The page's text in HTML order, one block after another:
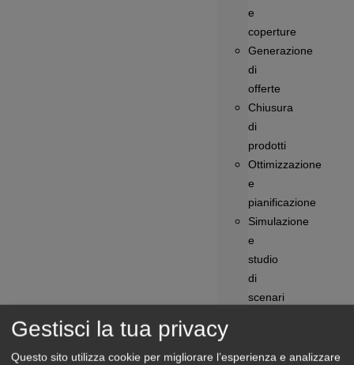
e
coperture
Generazione
di
offerte
Chiusura
di
prodotti
Ottimizzazione
e
pianificazione
Simulazione
e
studio
di
scenari
informazioni
Gestisci la tua privacy
Questo sito utilizza cookie per migliorare l’esperienza e analizzare